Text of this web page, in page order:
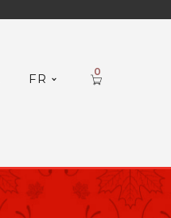
FR 0